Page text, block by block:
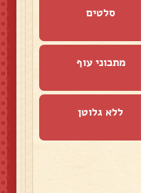
סלטים
מתכוני עוף
ללא גלוטן